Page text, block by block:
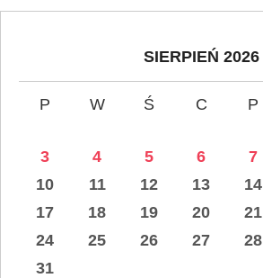
SIERPIEŃ 2026
P W Ś C P
3
4 5 6 7
10
11 12 13 14
17
18 19 20 21
24
25 26 27 28
31